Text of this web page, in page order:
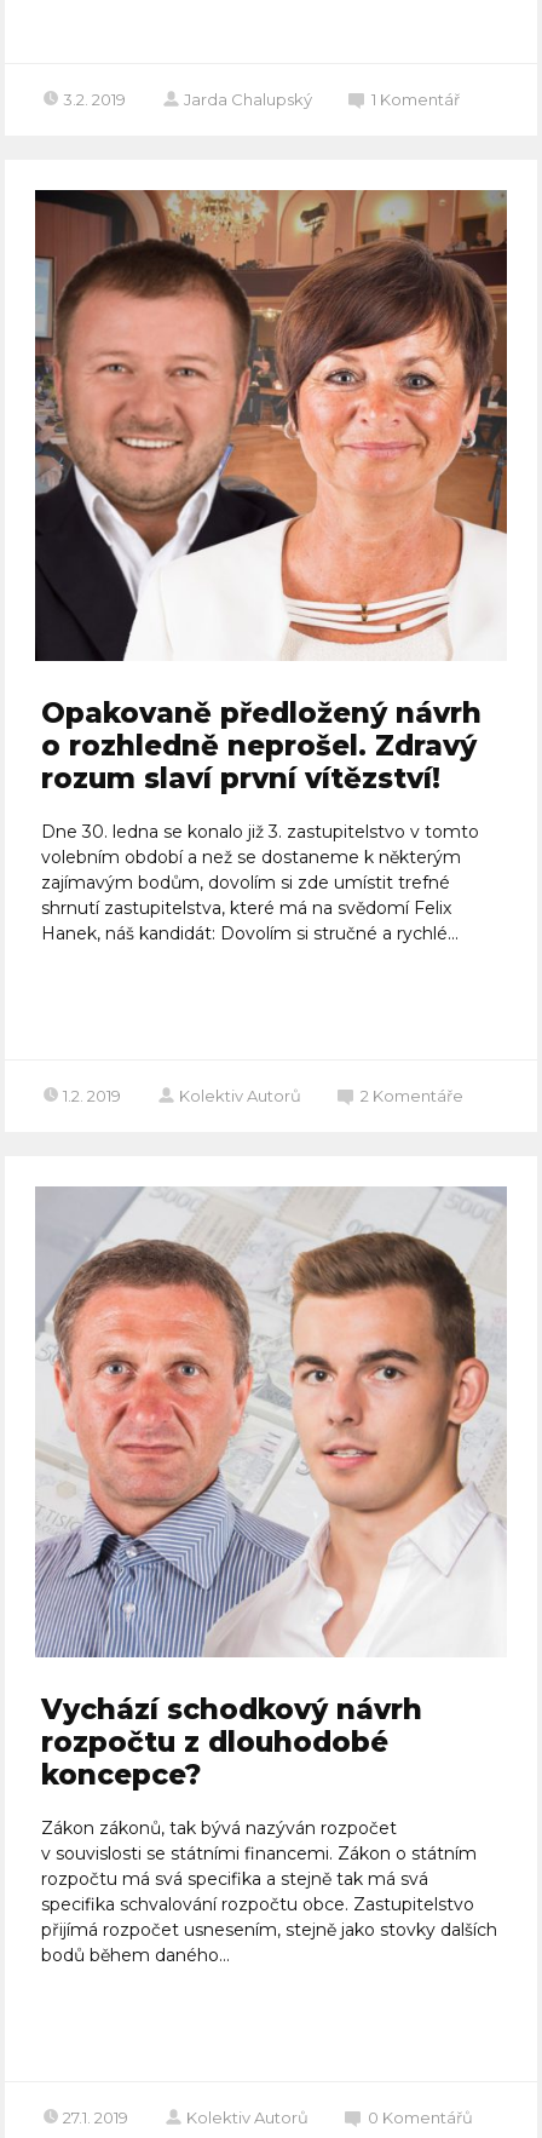
3.2. 2019 Jarda Chalupský 1 Komentář
Opakovaně předložený návrh
o rozhledně neprošel. Zdravý
rozum slaví první vítězství!
Dne 30. ledna se konalo již 3. zastupitelstvo v tomto
volebním období a než se dostaneme k některým
zajímavým bodům, dovolím si zde umístit trefné
shrnutí zastupitelstva, které má na svědomí Felix
Hanek, náš kandidát: Dovolím si stručné a rychlé...
1.2. 2019 Kolektiv Autorů 2 Komentáře
Vychází schodkový návrh
rozpočtu z dlouhodobé
koncepce?
Zákon zákonů, tak bývá nazýván rozpočet
v souvislosti se státními financemi. Zákon o státním
rozpočtu má svá specifika a stejně tak má svá
specifika schvalování rozpočtu obce. Zastupitelstvo
přijímá rozpočet usnesením, stejně jako stovky dalších
bodů během daného...
27.1. 2019 Kolektiv Autorů 0 Komentářů